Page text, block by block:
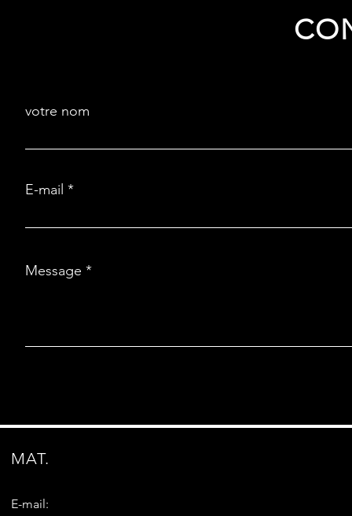
votre nom
E-mail
Message
MAT.
E-mail: